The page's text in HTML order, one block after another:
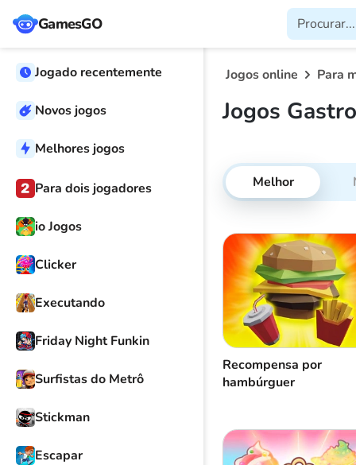
GamesGO
Jogado recentemente
Novos jogos
Melhores jogos
Para dois jogadores
io Jogos
Clicker
Executando
Friday Night Funkin
Surfistas do Metrô
Stickman
Escapar
Jogos online Para
Jogos
Melhor
Recompensa por
hambúrguer